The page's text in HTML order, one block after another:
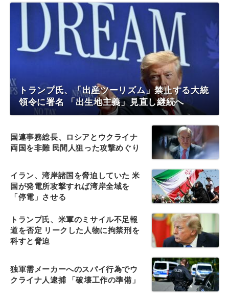
トランプ氏、「出産ツーリズム」禁止する大統
領令に署名 「出生地主義」見直し継続へ
国連事務総長、ロシアとウクライナ
両国を非難 民間人狙った攻撃めぐり
イラン、湾岸諸国を脅迫していた 米
国が発電所攻撃すれば湾岸全域を
「停電」させる
トランプ氏、米軍のミサイル不足報
道を否定 リークした人物に拘禁刑を
科すと脅迫
独軍需メーカーへのスパイ行為でウ
クライナ人逮捕 「破壊工作の準備」